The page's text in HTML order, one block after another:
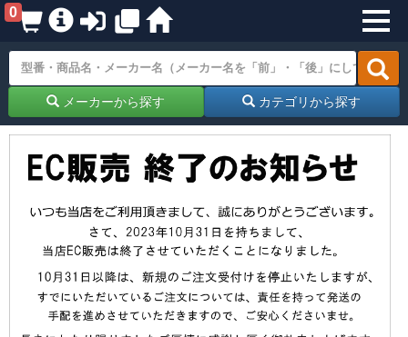
0
メーカーから探す カテゴリから探す